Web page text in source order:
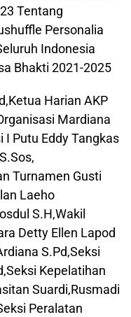
Tentang
Personalia
Indonesia
Bhakti 2021-2025
Harian AKP
Mardiana
I Putu Eddy Tangkas
Turnamen Gusti
Laeho
S.H,Wakil
Detty Ellen Lapod
S.Pd,Seksi
Kepelatihan
Suardi,Rusmadi
Peralatan